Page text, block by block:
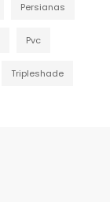
Persianas
Pvc
Tripleshade